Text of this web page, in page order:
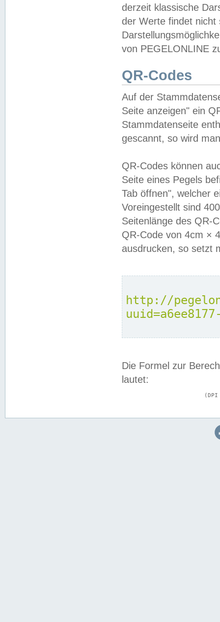
derzeit klassische
der Werte findet
von PEGELONLINE
QR-Codes
Auf der
Seite anzeigen" ein
Stammdatenseite
gescannt, so wird
QR-Codes können
Seite eines Pegels
Tab öffnen", welcher
Voreingestellt sind
Seitenlänge des QR-
QR-Code von 4cm ×
ausdrucken, so setzt
http://
Die Formel zur
lautet: